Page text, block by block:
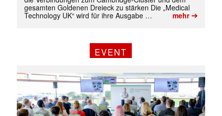
gesamten Goldenen Dreieck zu stärken Die „Medical
Technology UK“ wird für ihre Ausgabe …
mehr➔
EVENT